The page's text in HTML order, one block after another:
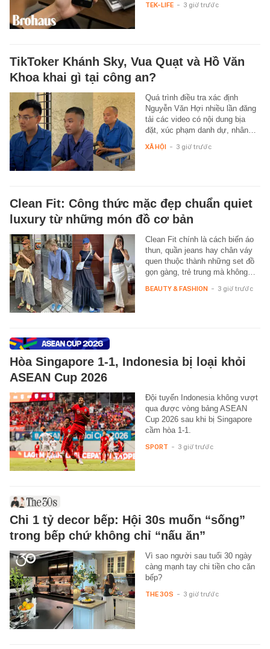
TEK-LIFE - 3 giờ trước
TikToker Khánh Sky, Vua Quạt và Hồ Văn
Khoa khai gì tại công an?
Quá trình điều tra xác định
Nguyễn Văn Hợi nhiều lần đăng
tải các video có nội dung bịa
đặt, xúc phạm danh dự, nhân…
XÃ HỘI - 3 giờ trước
Clean Fit: Công thức mặc đẹp chuẩn quiet
luxury từ những món đồ cơ bản
Clean Fit chính là cách biến áo
thun, quần jeans hay chân váy
quen thuộc thành những set đồ
gọn gàng, trẻ trung mà không…
BEAUTY & FASHION - 3 giờ trước
Hòa Singapore 1-1, Indonesia bị loại khỏi
ASEAN Cup 2026
Đội tuyển Indonesia không vượt
qua được vòng bảng ASEAN
Cup 2026 sau khi bị Singapore
cầm hòa 1-1.
SPORT - 3 giờ trước
Chi 1 tỷ decor bếp: Hội 30s muốn “sống”
trong bếp chứ không chỉ “nấu ăn”
Vì sao người sau tuổi 30 ngày
càng mạnh tay chi tiền cho căn
bếp?
THE 30S - 3 giờ trước